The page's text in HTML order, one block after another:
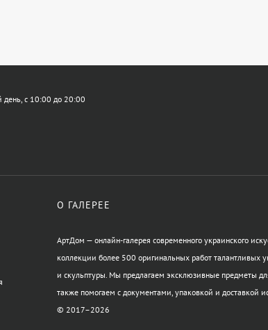
день, с 10:00 до 20:00
О ГАЛЕРЕЕ
АртДом — онлайн-галерея современного украинского
коллекции более 500 оригинальных работ талантливых
и скульптуры. Мы предлагаем эксклюзивные предметы
также помогаем с документами, упаковкой и доставкой
© 2017–2026